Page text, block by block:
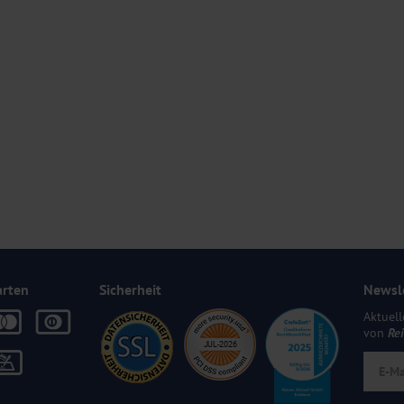
und Telefon.
Sicherheit
von